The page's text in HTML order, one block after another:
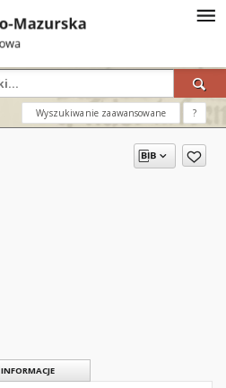
Wyszukiwanie zaawansowane ?
INFORMACJE